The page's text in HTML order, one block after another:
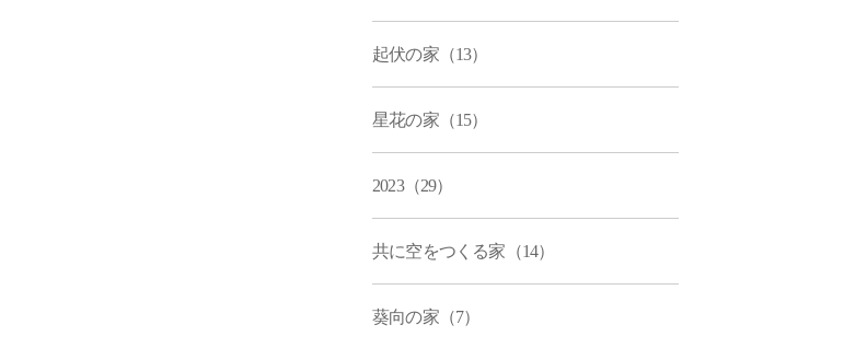
起伏の家（13）
星花の家（15）
2023（29）
共に空をつくる家（14）
葵向の家（7）